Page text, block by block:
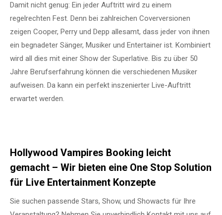
Damit nicht genug: Ein jeder Auftritt wird zu einem
regelrechten Fest. Denn bei zahlreichen Coverversionen
zeigen Cooper, Perry und Depp allesamt, dass jeder von ihnen
ein begnadeter Sänger, Musiker und Entertainer ist. Kombiniert
wird all dies mit einer Show der Superlative. Bis zu über 50
Jahre Berufserfahrung können die verschiedenen Musiker
aufweisen. Da kann ein perfekt inszenierter Live-Auftritt
erwartet werden.
Hollywood Vampires Booking leicht
gemacht – Wir bieten eine One Stop Solution
für Live Entertainment Konzepte
Sie suchen passende Stars, Show, und Showacts für Ihre